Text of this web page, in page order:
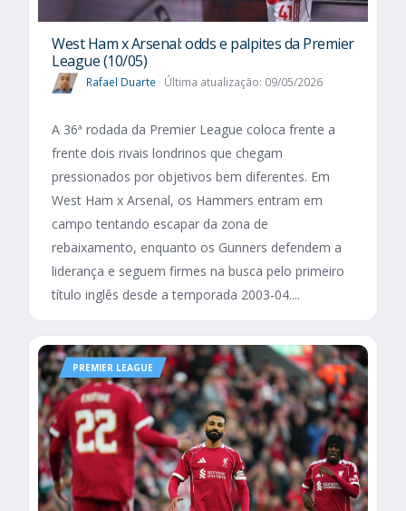
West Ham x Arsenal: odds e palpites da Premier
League (10/05)
Rafael Duarte Última atualização: 09/05/2026
A 36ª rodada da Premier League coloca frente a
frente dois rivais londrinos que chegam
pressionados por objetivos bem diferentes. Em
West Ham x Arsenal, os Hammers entram em
campo tentando escapar da zona de
rebaixamento, enquanto os Gunners defendem a
liderança e seguem firmes na busca pelo primeiro
título inglês desde a temporada 2003-04....
PREMIER LEAGUE